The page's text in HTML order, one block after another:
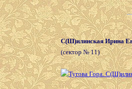
С(Ш)илинская Ирина
(сектор № 11)